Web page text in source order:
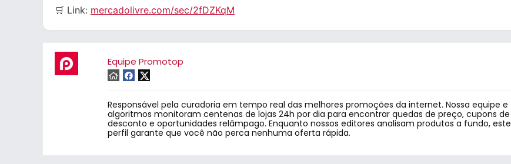
🛒 Link: mercadolivre.com/sec/2fDZKqM
Equipe Promotop
Responsável pela curadoria em tempo real das melhores promoções da internet. Nossa equipe e
algoritmos monitoram centenas de lojas 24h por dia para encontrar quedas de preço, cupons de
desconto e oportunidades relâmpago. Enquanto nossos editores analisam produtos a fundo, este
perfil garante que você não perca nenhuma oferta rápida.